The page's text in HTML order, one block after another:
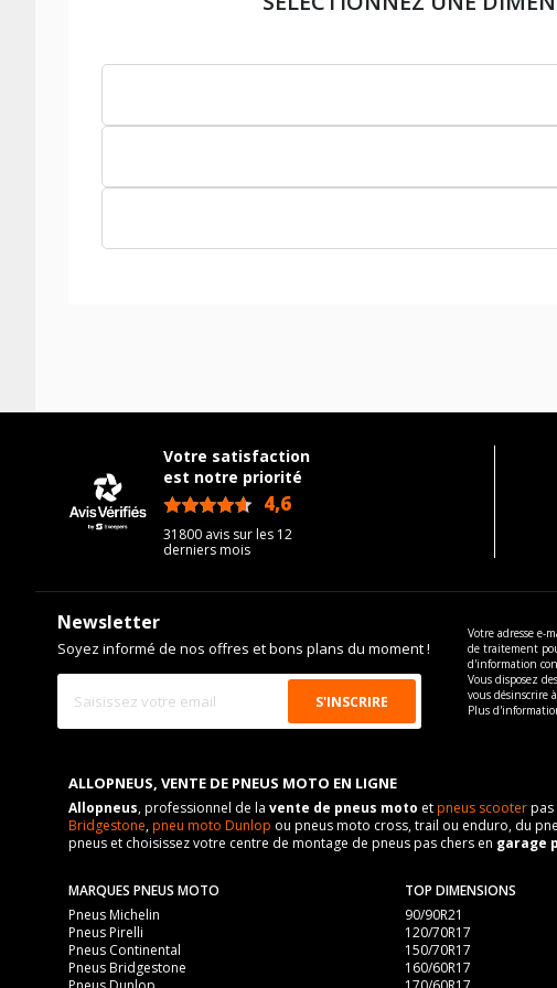
Votre satisfaction
est notre priorité
4,6
31800 avis sur les 12
derniers mois
Newsletter
Soyez informé de nos offres et bons plans du moment !
Votre adresse e-
de traitement
d'information
Vous disposez
vous désinscrire
Plus
ALLOPNEUS, VENTE DE PNEUS MOTO EN LIGNE
Allopneus, professionnel de la vente de pneus moto etpneus scooterpas
Bridgestone,pneu moto Dunlop ou pneus moto cross, trail ou enduro, du
pneus et choisissez votre centre de montage de pneus pas chers en garage
MARQUES PNEUS MOTO
Pneus Michelin
Pneus Pirelli
Pneus Continental
Pneus Bridgestone
TOP DIMENSIONS
90/90R21
120/70R17
150/70R17
160/60R17